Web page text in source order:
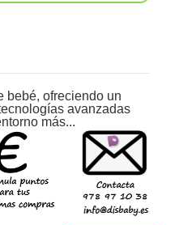
bebé, ofreciendo un
avanzadas
más...